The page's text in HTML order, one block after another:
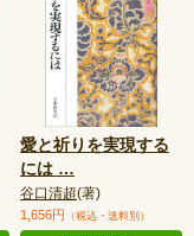
愛と祈りを実現する
には …
谷口清超(著)
1,656円 （税込・送料別）